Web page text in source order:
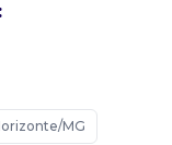
MG